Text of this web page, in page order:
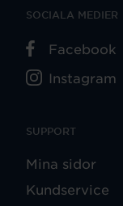
SUPPORT
Mina sidor
Kundservice
SOCIALA MEDIER
Facebook
Instagram